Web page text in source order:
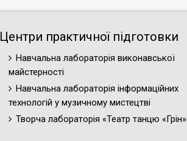
Центри практичної підготовки
Навчальна лабораторія виконавської
майстерності
Навчальна лабораторія інформаційних
технологій у музичному мистецтві
Творча лабораторія «Театр танцю «Грін»